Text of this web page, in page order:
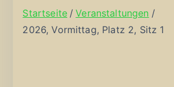
Startseite
Veranstaltungen
2026, Vormittag, Platz 2, Sitz 1